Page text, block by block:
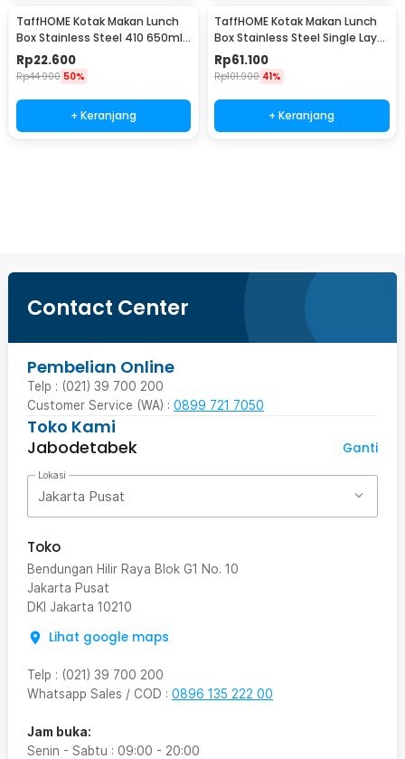
TaffHOME Kotak Makan Lunch
Box Stainless Steel 410 650ml
- HS410
Rp22.600
Rp44.900 50%
+ Keranjang
TaffHOME Kotak Makan Lunch
Box Stainless Steel Single Layer
850ml - U-30
Rp61.100
Rp101.900 41%
+ Keranjang
Contact Center
Pembelian Online
Telp : (021) 39 700 200
Customer Service (WA) : 0899 721 7050
Toko Kami
Jabodetabek
Ganti
Lokasi
Jakarta Pusat
Toko
Bendungan Hilir Raya Blok G1 No. 10
Jakarta Pusat
DKI Jakarta 10210
Lihat google maps
Telp : (021) 39 700 200
Whatsapp Sales / COD : 0896 135 222 00
Jam buka:
Senin - Sabtu : 09:00 - 20:00